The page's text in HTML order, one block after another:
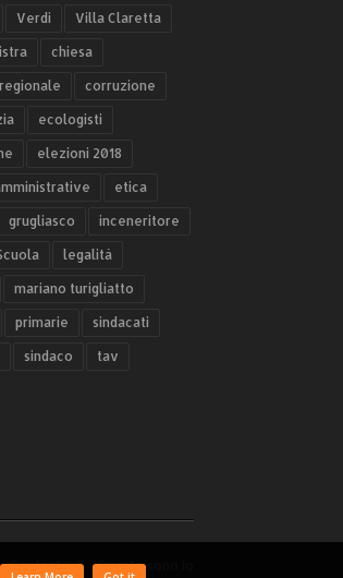
Verdi Villa Claretta
chiesa
corruzione
ecologisti
elezioni 2018
etica
grugliasco inceneritore
legalità
mariano turigliatto
primarie sindacati
sindaco tav
Contact Questo sono io